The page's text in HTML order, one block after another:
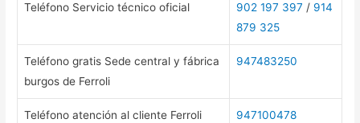
Teléfono Servicio técnico oficial 902 197 397 / 914
879 325
Teléfono gratis Sede central y fábrica
burgos de Ferroli
947483250
Teléfono atención al cliente Ferroli
947100478